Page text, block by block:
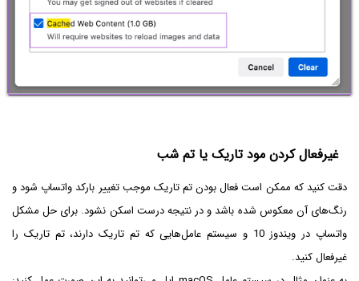
غیرفعال کردن مود تاریک یا تم شب
دقت کنید که ممکن است فعال بودن تم تاریک موجب تغییر بارکد واتساپ شود و
رنگ‌های آن معکوس شده باشد و در نتیجه درست اسکن نشود. برای حل مشکل
واتساپ در ویندوز 10 و سیستم عامل‌هایی که تم تاریک دارند، تم تاریک را
غیرفعال کنید.